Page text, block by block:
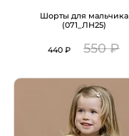
Шорты для мальчика
(071_ЛН25)
440 ₽ 550 ₽